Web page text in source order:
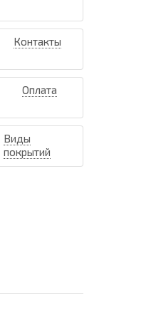
Контакты
Оплата
Виды
покрытий